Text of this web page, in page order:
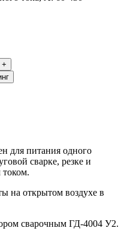
+
для питания одного
сварке, резке и
током.
на открытом воздухе в
сварочным ГД-4004 У2.